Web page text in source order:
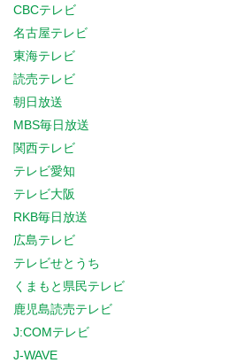
CBCテレビ
名古屋テレビ
東海テレビ
読売テレビ
朝日放送
MBS毎日放送
関西テレビ
テレビ愛知
テレビ大阪
RKB毎日放送
広島テレビ
テレビせとうち
くまもと県民テレビ
鹿児島読売テレビ
J:COMテレビ
J-WAVE